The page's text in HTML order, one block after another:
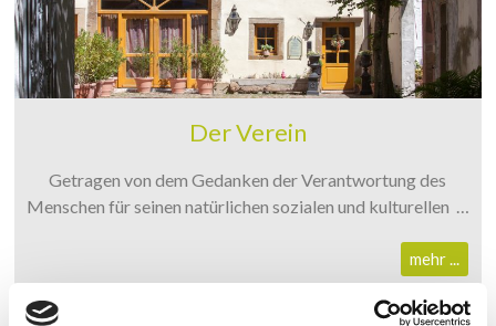
Der Verein
Getragen von dem Gedanken der Verantwortung des
Menschen für seinen natürlichen sozialen und kulturellen …
mehr ...